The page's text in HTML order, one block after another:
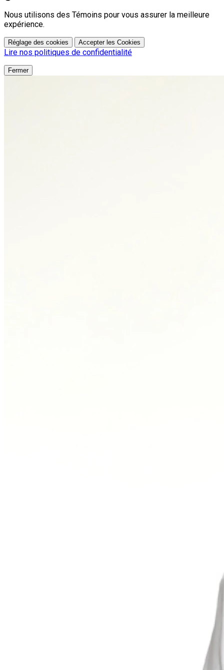
Nous utilisons des Témoins pour vous assurer la meilleure
expérience.
Réglage des cookies Accepter les Cookies
Lire nos politiques de confidentialité
Fermer